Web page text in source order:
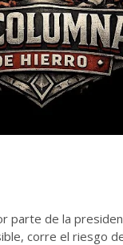
de la
corre el riesgo